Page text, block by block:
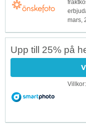
mars,
Upp till 25% på